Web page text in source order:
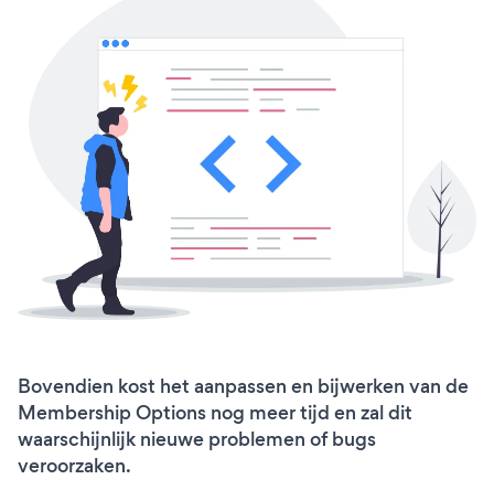
Bovendien kost het aanpassen en bijwerken van de
Membership Options nog meer tijd en zal dit
waarschijnlijk nieuwe problemen of bugs
veroorzaken.